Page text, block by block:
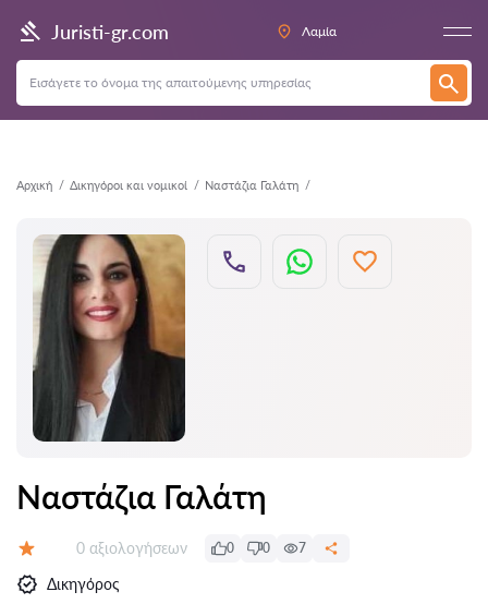
Juristi-gr.com Λαμία
Αρχική Δικηγόροι και νομικοί Ναστάζια Γαλάτη
Πίσω
Ναστάζια Γαλάτη
Αξιολογήσεις:
0 αξιολογήσεων 0 0 7
Δικηγόρος